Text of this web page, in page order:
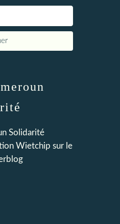
Solidarité
Wietchip sur le